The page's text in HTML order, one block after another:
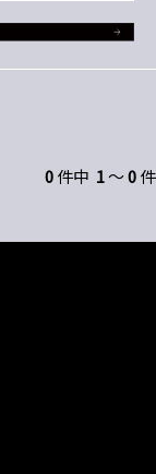
0件中 1～0件